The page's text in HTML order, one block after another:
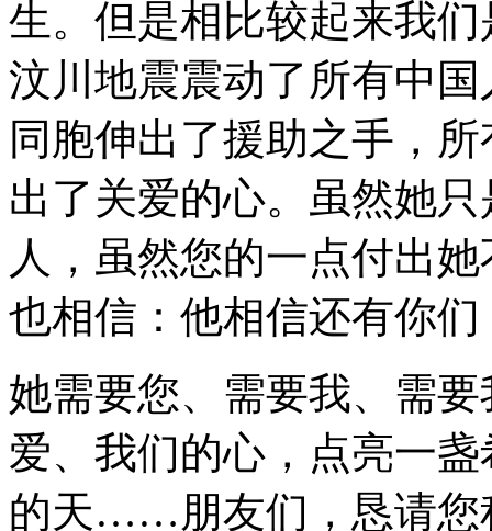
生。但是相比较起来我
汶川地震震动了所有中
同胞伸出了援助之手，
出了关爱的心。虽然她
人，虽然您的一点付出
也相信：他相信还有你
她需要您、需要我、需
爱、我们的心，点亮一
的天……朋友们，恳请您